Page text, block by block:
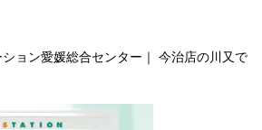
ョン愛媛総合センター｜ 今治店の川又で